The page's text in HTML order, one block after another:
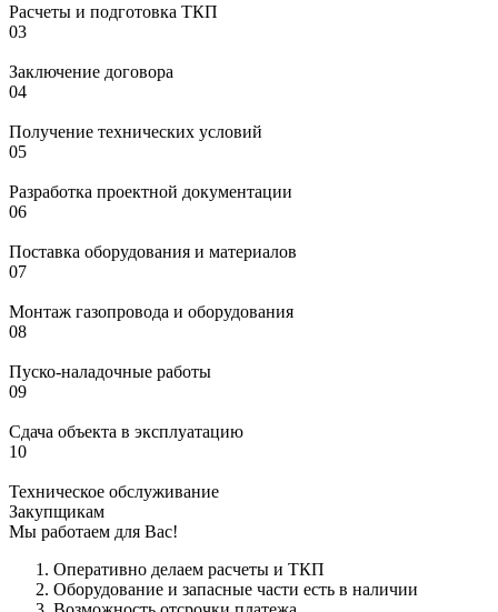
Расчеты и подготовка ТКП
03
Заключение договора
04
Получение технических условий
05
Разработка проектной документации
06
Поставка оборудования и материалов
07
Монтаж газопровода и оборудования
08
Пуско-наладочные работы
09
Сдача объекта в эксплуатацию
10
Техническое обслуживание
Закупщикам
Мы работаем для Вас!
Оперативно делаем расчеты и ТКП
Оборудование и запасные части есть в наличии